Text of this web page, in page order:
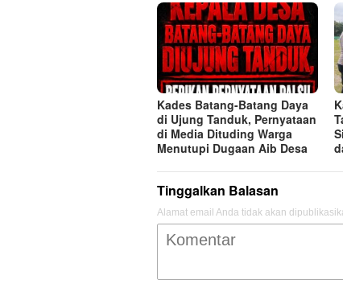
Kades Batang-Batang Daya
di Ujung Tanduk, Pernyataan
di Media Dituding Warga
Menutupi Dugaan Aib Desa
Tinggalkan Balasan
Alamat email Anda tidak akan